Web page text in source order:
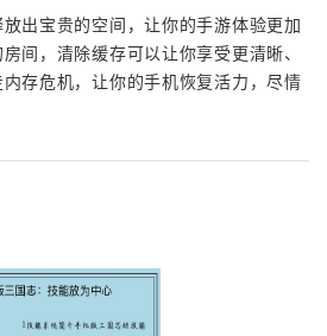
出宝贵的空间，让你的手游体验更加
间，清除缓存可以让你享受更清晰、
存危机，让你的手机恢复活力，尽情